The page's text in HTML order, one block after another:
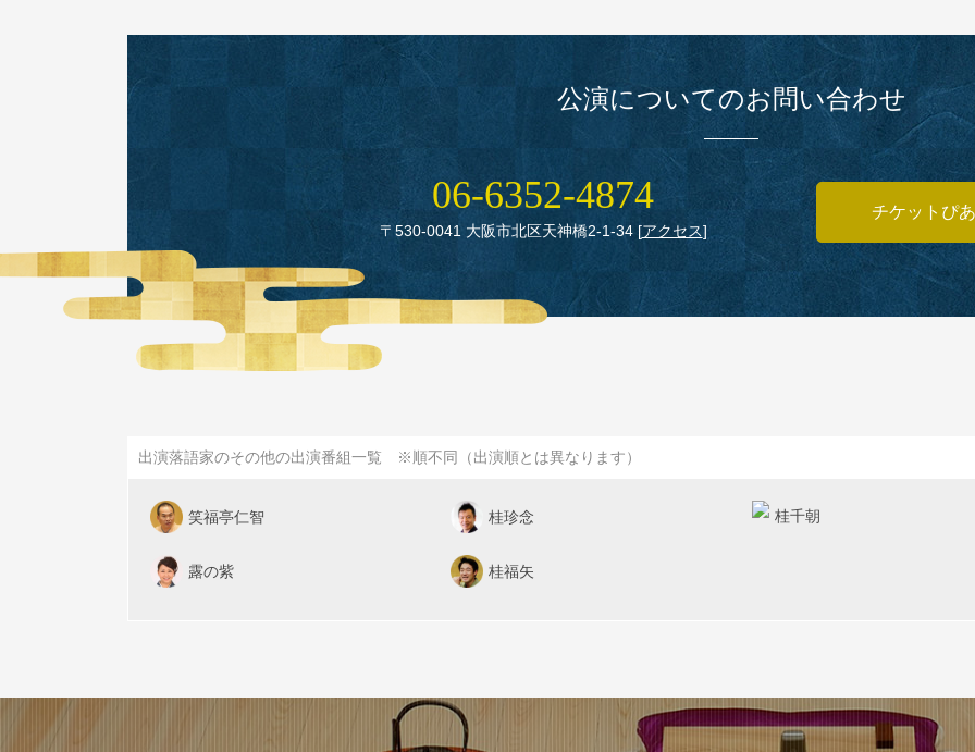
公演についてのお問い合わせ
06‑6352‑4874
〒530‑0041 大阪市北区天神橋2‑1‑34[アクセス]
チケットぴ
出演落語家のその他の出演番組一覧 ※順不同（出演順とは異なります）
笑福亭仁智 桂珍念 桂千朝
露の紫 桂福矢